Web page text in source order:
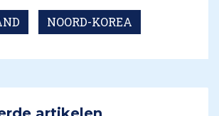
NOORD-KOREA